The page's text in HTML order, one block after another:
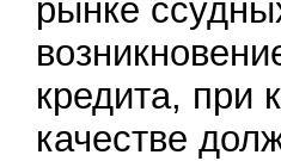
рынке
кредита, при
качестве